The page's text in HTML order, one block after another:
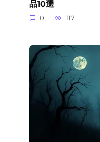
品10選
0 117